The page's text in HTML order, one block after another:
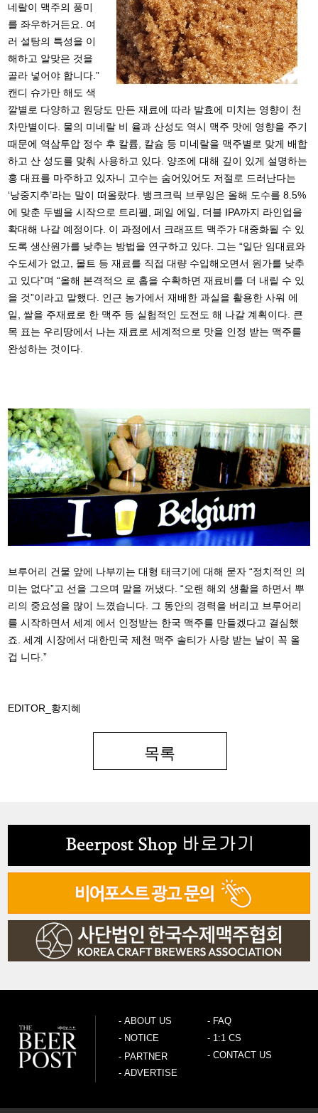
네랄이 맥주의 풍미
를 좌우하거든요. 여
러 설탕의 특성을 이
해하고 알맞은 것을
골라 넣어야 합니다.”
캔디 슈가만 해도 색
깔별로 다양하고 원당도 만든 재료에 따라 발효에 미치는 영향이 천
차만별이다. 물의 미네랄 비 율과 산성도 역시 맥주 맛에 영향을 주기
때문에 역삼투압 정수 후 칼륨, 칼슘 등 미네랄을 맥주별로 맞게 배합
하고 산 성도를 맞춰 사용하고 있다. 양조에 대해 깊이 있게 설명하는
홍 대표를 마주하고 있자니 고수는 숨어있어도 저절로 드러난다는
‘낭중지추’라는 말이 떠올랐다. 뱅크크릭 브루잉은 올해 도수를 8.5%
에 맞춘 두벨을 시작으로 트리펠, 페일 에일, 더블 IPA까지 라인업을
확대해 나갈 예정이다. 이 과정에서 크래프트 맥주가 대중화될 수 있
도록 생산원가를 낮추는 방법을 연구하고 있다. 그는 “일단 임대료와
수도세가 없고, 몰트 등 재료를 직접 대량 수입해오면서 원가를 낮추
고 있다”며 “올해 본격적으 로 홉을 수확하면 재료비를 더 내릴 수 있
을 것”이라고 말했다. 인근 농가에서 재배한 과실을 활용한 사워 에
일, 쌀을 주재료로 한 맥주 등 실험적인 도전도 해 나갈 계획이다. 큰
목 표는 우리땅에서 나는 재료로 세계적으로 맛을 인정 받는 맥주를
완성하는 것이다.
브루어리 건물 앞에 나부끼는 대형 태극기에 대해 묻자 “정치적인 의
미는 없다”고 선을 그으며 말을 꺼냈다. “오랜 해외 생활을 하면서 뿌
리의 중요성을 많이 느꼈습니다. 그 동안의 경력을 버리고 브루어리
를 시작하면서 세계 에서 인정받는 한국 맥주를 만들겠다고 결심했
죠. 세계 시장에서 대한민국 제천 맥주 솔티가 사랑 받는 날이 꼭 올
겁 니다.”
EDITOR_황지혜
목록
- ABOUT US
- NOTICE
- FAQ
- 1:1 CS
- CONTACT US
- PARTNER
- ADVERTISE